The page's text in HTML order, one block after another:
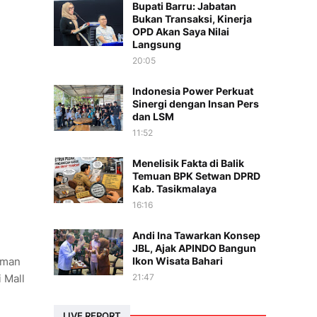
Mall
Bupati Barru: Jabatan
Bukan Transaksi, Kinerja
OPD Akan Saya Nilai
Langsung
20:05
Indonesia Power Perkuat
Sinergi dengan Insan Pers
dan LSM
11:52
Menelisik Fakta di Balik
Temuan BPK Setwan DPRD
Kab. Tasikmalaya
16:16
Andi Ina Tawarkan Konsep
JBL, Ajak APINDO Bangun
Ikon Wisata Bahari
21:47